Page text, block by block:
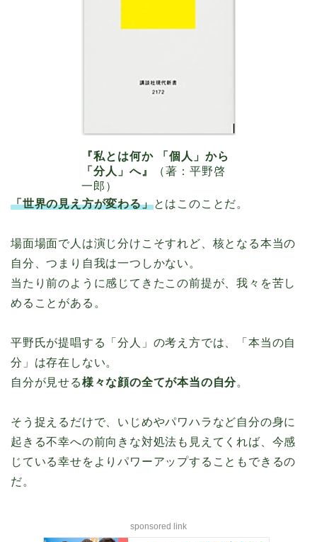
『私とは何か 「個人」から
「分人」へ』
（著：平野啓
一郎）
「世界の見え方が変わる」とはこのことだ。
場面場面で人は演じ分けこそすれど、核となる本当の
自分、つまり自我は一つしかない。
当たり前のように感じてきたこの前提が、我々を苦し
めることがある。
平野氏が提唱する「分人」の考え方では、「本当の自
分」は存在しない。
自分が見せる様々な顔の全てが本当の自分。
そう捉えるだけで、いじめやパワハラなど自分の身に
起きる不幸への前向きな対処法も見えてくれば、今感
じている幸せをよりパワーアップすることもできるの
だ。
sponsored link